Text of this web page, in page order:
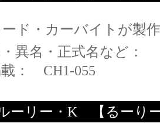
ド・カーバイトが製
・異名・正式名など：
： CH1-055
ーリー・K 【るーり